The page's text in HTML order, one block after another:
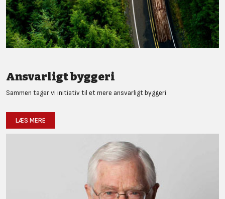
Ansvarligt byggeri
Sammen tager vi initiativ til et mere ansvarligt byggeri
LÆS MERE